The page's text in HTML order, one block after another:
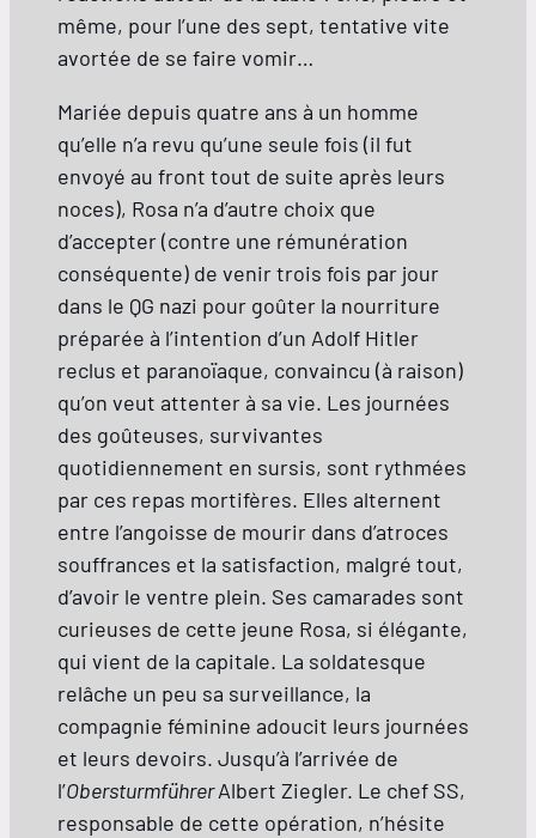
même, pour l’une des sept, tentative vite
avortée de se faire vomir…
Mariée depuis quatre ans à un homme
qu’elle n’a revu qu’une seule fois (il fut
envoyé au front tout de suite après leurs
noces), Rosa n’a d’autre choix que
d’accepter (contre une rémunération
conséquente) de venir trois fois par jour
dans le QG nazi pour goûter la nourriture
préparée à l’intention d’un Adolf Hitler
reclus et paranoïaque, convaincu (à raison)
qu’on veut attenter à sa vie. Les journées
des goûteuses, survivantes
quotidiennement en sursis, sont rythmées
par ces repas mortifères. Elles alternent
entre l’angoisse de mourir dans d’atroces
souffrances et la satisfaction, malgré tout,
d’avoir le ventre plein. Ses camarades sont
curieuses de cette jeune Rosa, si élégante,
qui vient de la capitale. La soldatesque
relâche un peu sa surveillance, la
compagnie féminine adoucit leurs journées
et leurs devoirs. Jusqu’à l’arrivée de
l’ObersturmführerAlbert Ziegler. Le chef SS,
responsable de cette opération, n’hésite